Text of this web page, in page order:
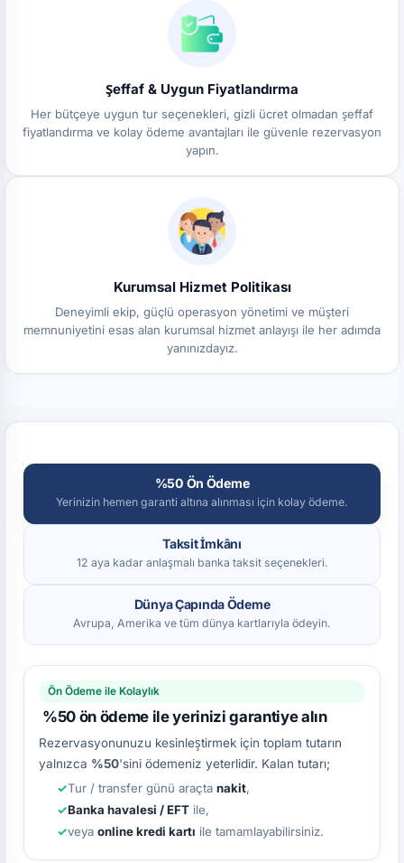
Şeffaf & Uygun Fiyatlandırma
Her bütçeye uygun tur seçenekleri, gizli ücret olmadan şeffaf
fiyatlandırma ve kolay ödeme avantajları ile güvenle rezervasyon
yapın.
Kurumsal Hizmet Politikası
Deneyimli ekip, güçlü operasyon yönetimi ve müşteri
memnuniyetini esas alan kurumsal hizmet anlayışı ile her adımda
yanınızdayız.
%50 Ön Ödeme
Yerinizin hemen garanti altına alınması için kolay ödeme.
Taksit İmkânı
12 aya kadar anlaşmalı banka taksit seçenekleri.
Dünya Çapında Ödeme
Avrupa, Amerika ve tüm dünya kartlarıyla ödeyin.
Ön Ödeme ile Kolaylık
%50 ön ödeme ile yerinizi garantiye alın
Rezervasyonunuzu kesinleştirmek için toplam tutarın
yalnızca %50'sini ödemeniz yeterlidir. Kalan tutarı;
Tur / transfer günü araçta nakit,
Banka havalesi / EFT ile,
veya online kredi kartı ile tamamlayabilirsiniz.